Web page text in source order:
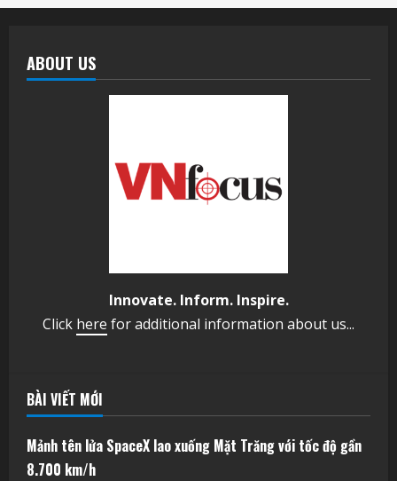
ABOUT US
Innovate. Inform. Inspire.
Click here for additional information about us...
BÀI VIẾT MỚI
Mảnh tên lửa SpaceX lao xuống Mặt Trăng với tốc độ gần
8.700 km/h